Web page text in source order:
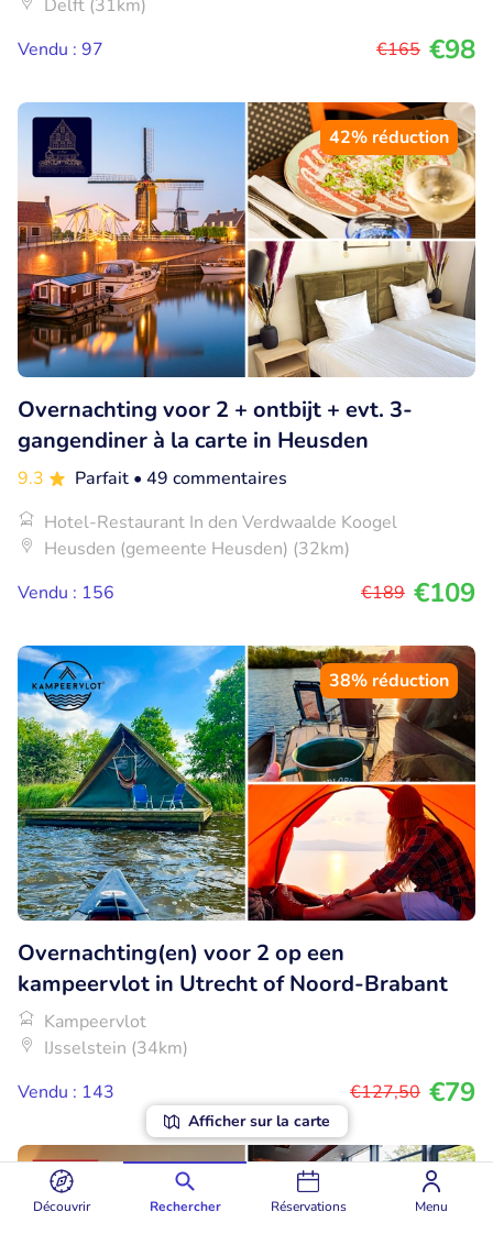
Découvrir Rechercher Réservations Menu
Afficher sur la carte
Delft (31km)
Vendu : 97
€165 €98
42% réduction
Overnachting voor 2 + ontbijt + evt. 3-
gangendiner à la carte in Heusden
9.3 Parfait • 49 commentaires
Hotel-Restaurant In den Verdwaalde Koogel
Heusden (gemeente Heusden) (32km)
Vendu : 156
€189 €109
38% réduction
Overnachting(en) voor 2 op een
kampeervlot in Utrecht of Noord-Brabant
Kampeervlot
IJsselstein (34km)
Vendu : 143
€127,50 €79
22% réduction